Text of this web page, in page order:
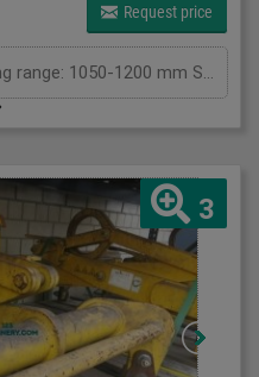
Request price
3